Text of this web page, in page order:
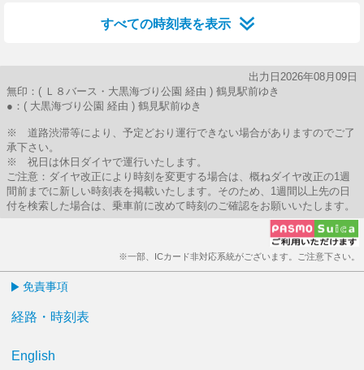
すべての時刻表を表示
出力日2026年08月09日
無印：( Ｌ８バース・大黒海づり公園 経由 ) 鶴見駅前ゆき
●：( 大黒海づり公園 経由 ) 鶴見駅前ゆき
※ 道路渋滞等により、予定どおり運行できない場合がありますのでご了
承下さい。
※ 祝日は休日ダイヤで運行いたします。
ご注意：ダイヤ改正により時刻を変更する場合は、概ねダイヤ改正の1週
間前までに新しい時刻表を掲載いたします。そのため、1週間以上先の日
付を検索した場合は、乗車前に改めて時刻のご確認をお願いいたします。
※一部、ICカード非対応系統がございます。ご注意下さい。
免責事項
経路・時刻表
English